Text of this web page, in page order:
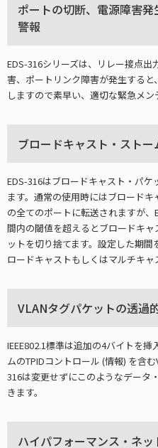
ポートの切断、電源障害
警報
EDS-316シリーズは、リレー接点
害、ポートリンク障害が発生する
しますので素早い、適切な緊急メン
ブロードキャスト・スト
EDS-316はブロードキャスト・パ
ます。通常の使用時にはブロード
の全てのポートに転送されますが
間内の閾値を超えるとブロードキ
ットを切り捨てます。設定した期
ロードキャストもしくはマルチキャ
VLANタグパケットの透過
IEEE802.1標準は追加の4バイトを
ムのTPIDコントロール (情報) を含
316は変更せずにこのようなデータ
きます。
ハイパフォーマンス・ネ